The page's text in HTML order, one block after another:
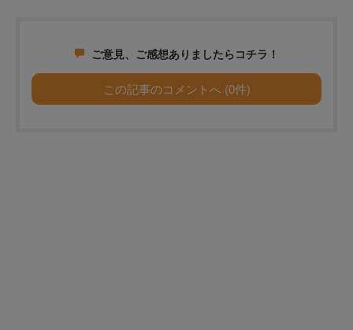
ご意見、ご感想ありましたらコチラ！
この記事のコメントへ (0件)